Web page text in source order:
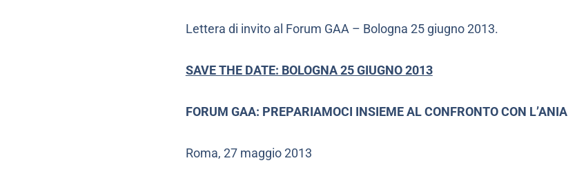
Lettera di invito al Forum GAA – Bologna 25 giugno 2013.
SAVE THE DATE: BOLOGNA 25 GIUGNO 2013
FORUM GAA: PREPARIAMOCI INSIEME AL CONFRONTO CON L’ANIA
Roma, 27 maggio 2013